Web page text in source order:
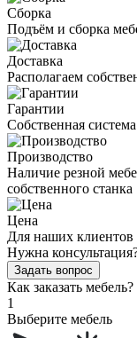
Сборка
Подъём и сборка
Доставка
Располагаем
Гарантии
Собственная
Производство
Наличие резной
собственного станка
Цена
Для наших
Нужна
Задать вопрос
Как заказать мебель?
1
Выберите мебель